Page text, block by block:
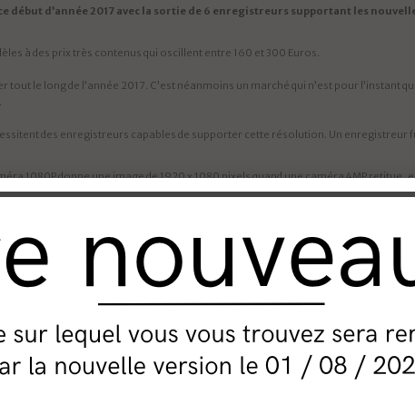
début d’année 2017 avec la sortie de 6 enregistreurs supportant les
à des prix très contenus qui oscillent entre 160 et 300 Euros.
tout le long de l’année 2017. C’est néanmoins un marché qui n’est pour
des enregistreurs capables de supporter cette résolution. Un enregistreur
1080P donne une image de 1920 x 1080 pixels quand une caméra 4MP retitue,
au HD (HDCVI notamment), les cadences d’enregistrement sont plus faibles
limité à 12 quand la «norme» est de 25 images/seconde dans les résolutions
avec le 1080P et qu’il devrait en être de même avec le 4K. Il a en effet
allant jusqu’à 2.4 Mégapixels.